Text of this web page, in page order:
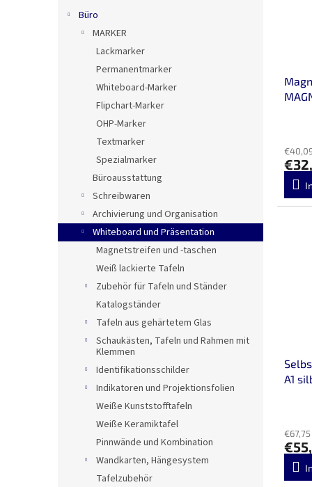
Büro
MARKER
Lackmarker
Permanentmarker
Whiteboard-Marker
Flipchart-Marker
OHP-Marker
Textmarker
Spezialmarker
Büroausstattung
Schreibwaren
Archivierung und Organisation
Whiteboard und Präsentation
Magnetstreifen und -taschen
Weiß lackierte Tafeln
Zubehör für Tafeln und Ständer
Katalogständer
Tafeln aus gehärtetem Glas
Schaukästen, Tafeln und Rahmen mit
Klemmen
Identifikationsschilder
Indikatoren und Projektionsfolien
Weiße Kunststofftafeln
Weiße Keramiktafel
Pinnwände und Kombination
Wandkarten, Hängesystem
Tafelzubehör
A1